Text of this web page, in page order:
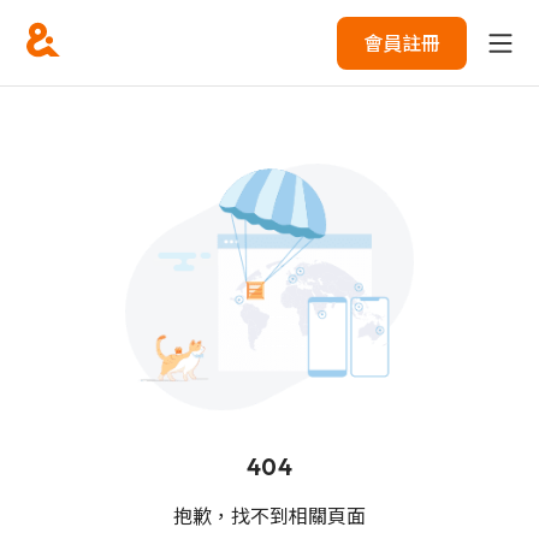
會員註冊
404
抱歉，找不到相關頁面